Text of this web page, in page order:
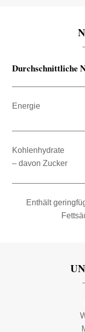
Durchschnittliche
Energie
Kohlenhydrate
– davon Zucker
Enthält